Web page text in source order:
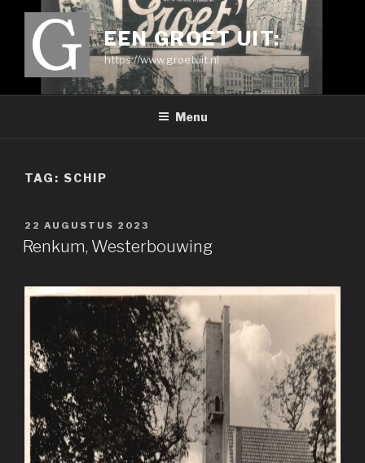
EEN GROET UIT:
https://www.groetuit.nl
Menu
TAG: SCHIP
GEPLAATST
OP
22 AUGUSTUS 2023
Renkum, Westerbouwing